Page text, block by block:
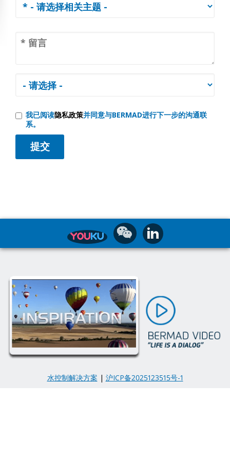
我已阅读隐私政策并同意与BERMAD进行下一步的沟通联
系。
水控制解决方案 | 沪ICP备2025123515号-1